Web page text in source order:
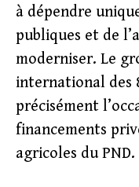
à dépendre
publiques et de
moderniser. Le
international des
précisément
financements
agricoles du PND.